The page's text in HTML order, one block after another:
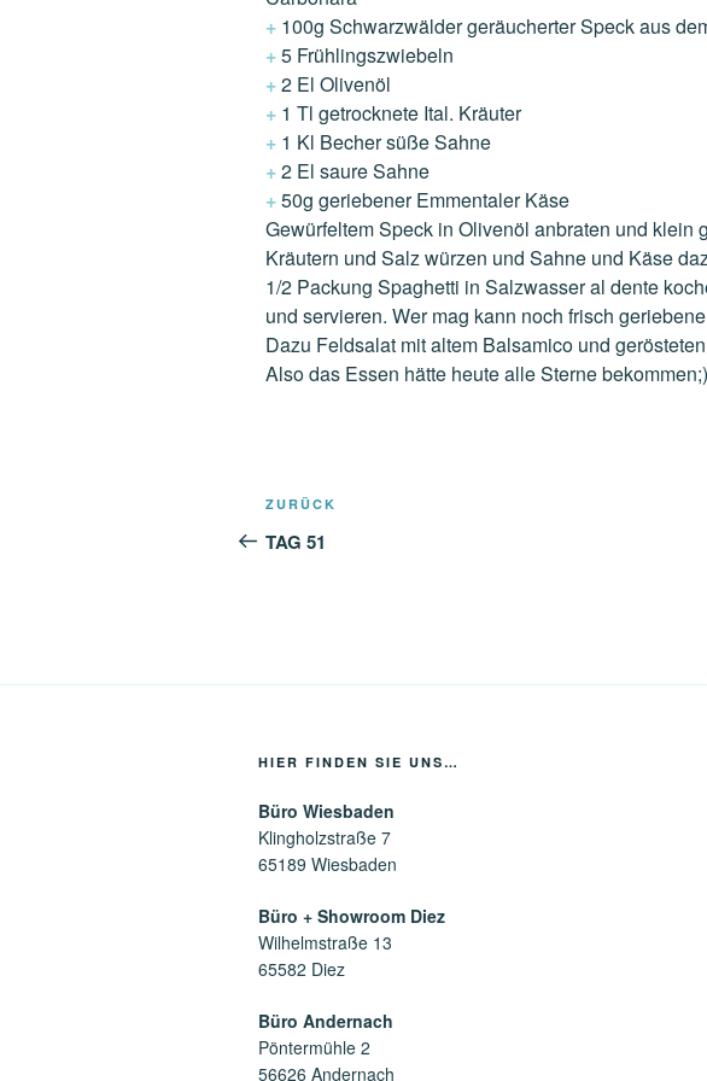
+ 100g Schwarzwälder geräucherter Speck aus
+5 Frühlingszwiebeln
+2 El Olivenöl
+ 1 Tl getrocknete Ital. Kräuter
+ 1 Kl Becher süße Sahne
+2 El saure Sahne
+50g geriebener Emmentaler Käse
Gewürfeltem Speck in Olivenöl anbraten und
Kräutern und Salz würzen und Sahne und Käse
1/2 Packung Spaghetti in Salzwasser al dente
und servieren. Wer mag kann noch frisch
Dazu Feldsalat mit altem Balsamico und
Also das Essen hätte heute alle Sterne bekommen;)
Beitragsnavigation
Vorheriger
Beitrag
ZURÜCK
TAG 51
HIER FINDEN SIE UNS…
Büro Wiesbaden
Klingholzstraße 7
65189 Wiesbaden
Büro + Showroom Diez
Wilhelmstraße 13
65582 Diez
Büro Andernach
Pöntermühle 2
56626 Andernach